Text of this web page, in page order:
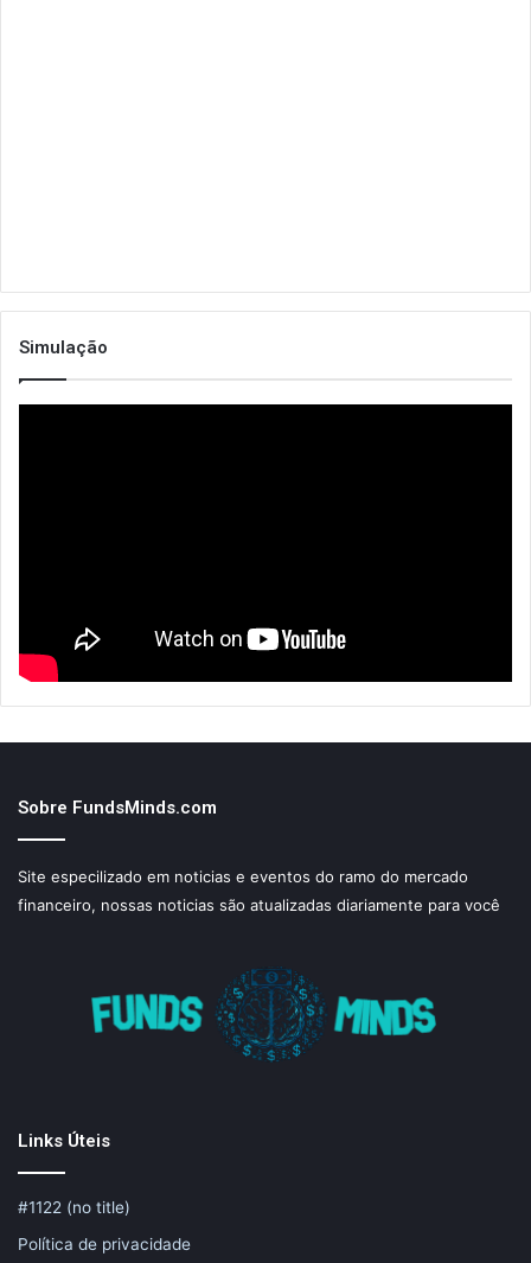
Simulação
Sobre FundsMinds.com
Site especilizado em noticias e eventos do ramo do mercado
financeiro, nossas noticias são atualizadas diariamente para você
Links Úteis
#1122 (no title)
Política de privacidade